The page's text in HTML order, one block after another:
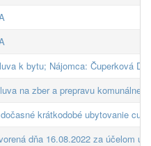
k bytu; Nájomca: Čuperková
na zber a prepravu
krátkodobé ubytovanie
dňa 16.08.2022 za účelom